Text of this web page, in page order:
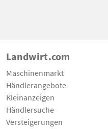
Landwirt.com
Maschinenmarkt
Händlerangebote
Kleinanzeigen
Händlersuche
Versteigerungen